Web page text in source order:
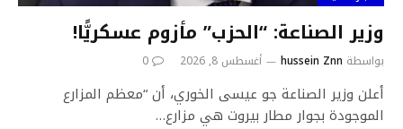
وزير الصناعة: “الحزب” مأزوم عسكريًّا!
بواسطة hussein Znn أغسطس 8, 2026 0
أعلن وزير الصناعة جو عيسى الخوري، أن “معظم المزارع
الموجودة بجوار مطار بيروت هي مزارع…